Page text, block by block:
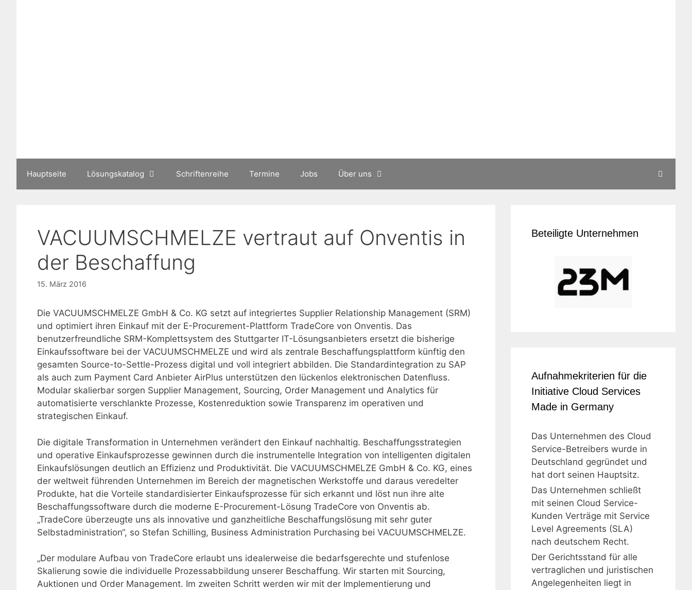
Hauptseite Lösungskatalog Schriftenreihe Termine Jobs Über uns
VACUUMSCHMELZE vertraut auf Onventis in
der Beschaffung
15. März 2016
Die VACUUMSCHMELZE GmbH & Co. KG setzt auf integriertes Supplier Relationship Management (SRM)
und optimiert ihren Einkauf mit der E-Procurement-Plattform TradeCore von Onventis. Das
benutzerfreundliche SRM-Komplettsystem des Stuttgarter IT-Lösungsanbieters ersetzt die bisherige
Einkaufssoftware bei der VACUUMSCHMELZE und wird als zentrale Beschaffungsplattform künftig den
gesamten Source-to-Settle-Prozess digital und voll integriert abbilden. Die Standardintegration zu SAP
als auch zum Payment Card Anbieter AirPlus unterstützen den lückenlos elektronischen Datenfluss.
Modular skalierbar sorgen Supplier Management, Sourcing, Order Management und Analytics für
automatisierte verschlankte Prozesse, Kostenreduktion sowie Transparenz im operativen und
strategischen Einkauf.
Die digitale Transformation in Unternehmen verändert den Einkauf nachhaltig. Beschaffungsstrategien
und operative Einkaufsprozesse gewinnen durch die instrumentelle Integration von intelligenten digitalen
Einkaufslösungen deutlich an Effizienz und Produktivität. Die VACUUMSCHMELZE GmbH & Co. KG, eines
der weltweit führenden Unternehmen im Bereich der magnetischen Werkstoffe und daraus veredelter
Produkte, hat die Vorteile standardisierter Einkaufsprozesse für sich erkannt und löst nun ihre alte
Beschaffungssoftware durch die moderne E-Procurement-Lösung TradeCore von Onventis ab.
„TradeCore überzeugte uns als innovative und ganzheitliche Beschaffungslösung mit sehr guter
Selbstadministration“, so Stefan Schilling, Business Administration Purchasing bei VACUUMSCHMELZE.
„Der modulare Aufbau von TradeCore erlaubt uns idealerweise die bedarfsgerechte und stufenlose
Skalierung sowie die individuelle Prozessabbildung unserer Beschaffung. Wir starten mit Sourcing,
Auktionen und Order Management. Im zweiten Schritt werden wir mit der Implementierung und
Beteiligte Unternehmen
Aufnahmekriterien für die
Initiative Cloud Services
Made in Germany
Das Unternehmen des Cloud
Service-Betreibers wurde in
Deutschland gegründet und
hat dort seinen Hauptsitz.
Das Unternehmen schließt
mit seinen Cloud Service-
Kunden Verträge mit Service
Level Agreements (SLA)
nach deutschem Recht.
Der Gerichtsstand für alle
vertraglichen und juristischen
Angelegenheiten liegt in